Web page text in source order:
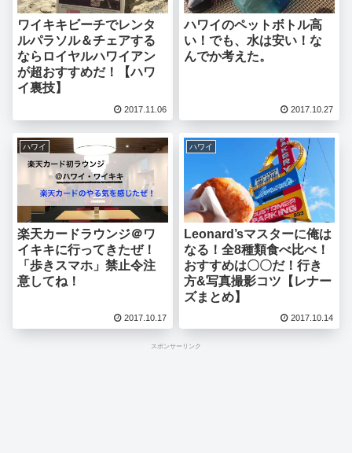
ワイキキビーチでレンタ
ルパラソル＆チェアする
ならロイヤルハワイアン
が超おすすめだ！【ハワ
イ裏技】
2017.11.06
ハワイのペットボトル高
い！でも、水は安い！な
んでか考えた。
2017.10.27
ハワイ
楽天カードラウンジ＠ワ
イキキに行ってきたぜ！
「歩きスマホ」禁止令注
意してね！
2017.10.17
ハワイ
Leonard’sマスターに俺は
なる！全8種類食べ比べ！
おすすめは〇〇だ！行き
方&写真撮影コツ【レナー
ズまとめ】
2017.10.14
スポンサーリンク